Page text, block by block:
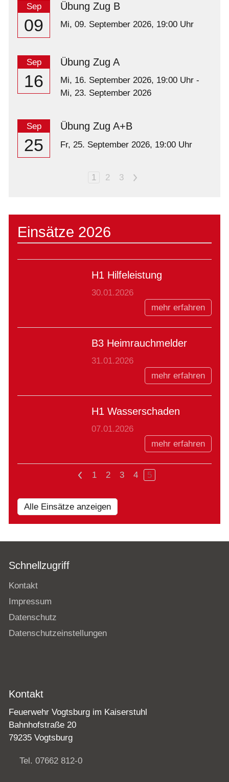
Sep
09
Übung Zug B
Mi, 09. September 2026, 19:00 Uhr
Sep
16
Übung Zug A
Mi, 16. September 2026, 19:00 Uhr -
Mi, 23. September 2026
Sep
25
Übung Zug A+B
Fr, 25. September 2026, 19:00 Uhr
1 2 3 >
Einsätze 2026
H1 Hilfeleistung
30.01.2026
mehr erfahren
B3 Heimrauchmelder
31.01.2026
mehr erfahren
H1 Wasserschaden
07.01.2026
mehr erfahren
< 1 2 3 4 5
Alle Einsätze anzeigen
Schnellzugriff
Kontakt
Impressum
Datenschutz
Datenschutzeinstellungen
Kontakt
Feuerwehr Vogtsburg im Kaiserstuhl
Bahnhofstraße 20
79235 Vogtsburg
Tel. 07662 812-0